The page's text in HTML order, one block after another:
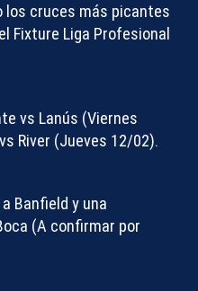
los cruces más picantes
Fixture Liga Profesional
vs Lanús (Viernes
River (Jueves 12/02).
Banfield y una
(A confirmar por